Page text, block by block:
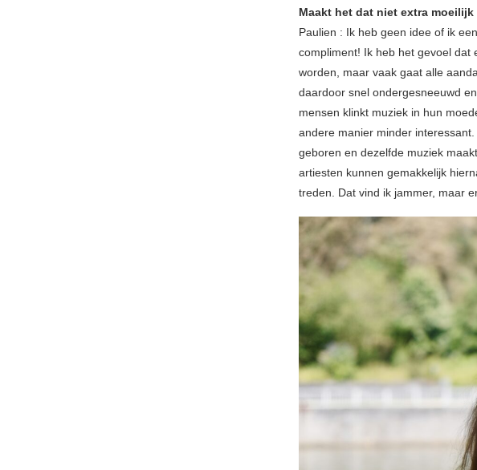
Maakt het dat niet extra
Paulien : Ik heb geen idee of ik
compliment! Ik heb het gevoel dat
worden, maar vaak gaat alle
daardoor snel ondergesneeuwd
mensen klinkt muziek in hun
andere manier minder
geboren en dezelfde muziek
artiesten kunnen gemakkelijk
treden. Dat vind ik jammer, maar